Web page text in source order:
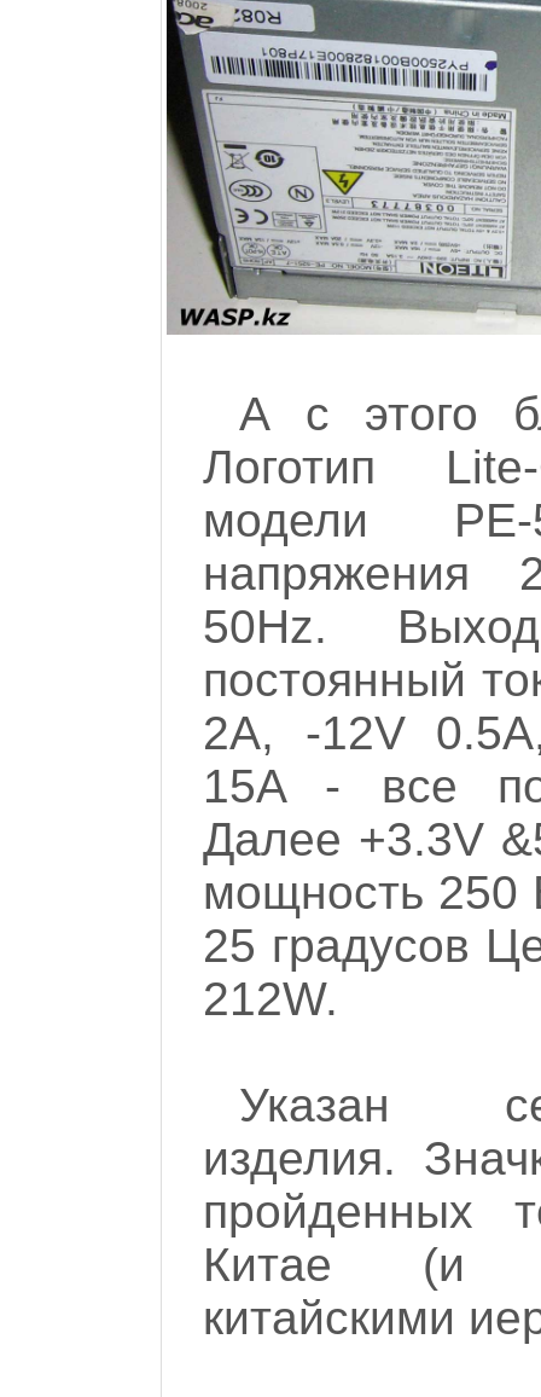
А с этого
Логотип
модели PE-
напряжения
50Hz.
постоянный
2A, -12V
15A - все
Далее +3.3V
мощность 250
25 градусов
212W.
Указан
изделия.
пройденных
Китае (и
китайскими